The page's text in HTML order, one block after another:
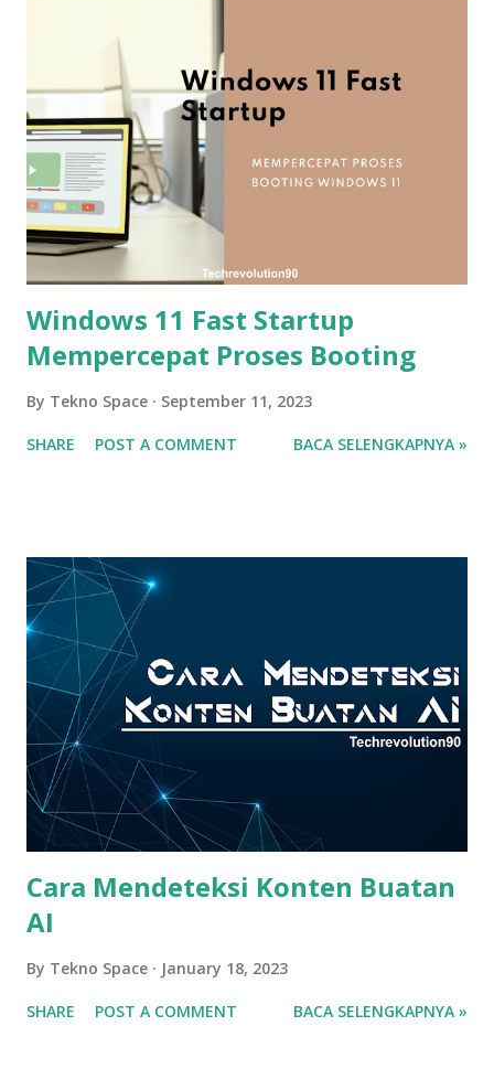
Windows 11 Fast Startup
Mempercepat Proses Booting
By Tekno Space September 11, 2023
SHARE POST A COMMENT BACA SELENGKAPNYA »
Cara Mendeteksi Konten Buatan
AI
By Tekno Space January 18, 2023
SHARE POST A COMMENT BACA SELENGKAPNYA »